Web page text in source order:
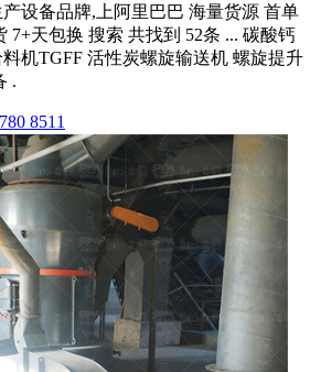
设备品牌,上阿里巴巴 海量货源 首单
7+天包换 搜索 共找到 52条 ... 碳酸钙
机TGFF 活性炭螺旋输送机 螺旋提升
.
8511